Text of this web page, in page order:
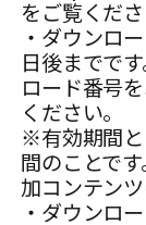
をご覧くださ
・ダウンロ
日後までで
ロード番号
ください。
※有効期間
間のことで
加コンテン
・ダウンロ